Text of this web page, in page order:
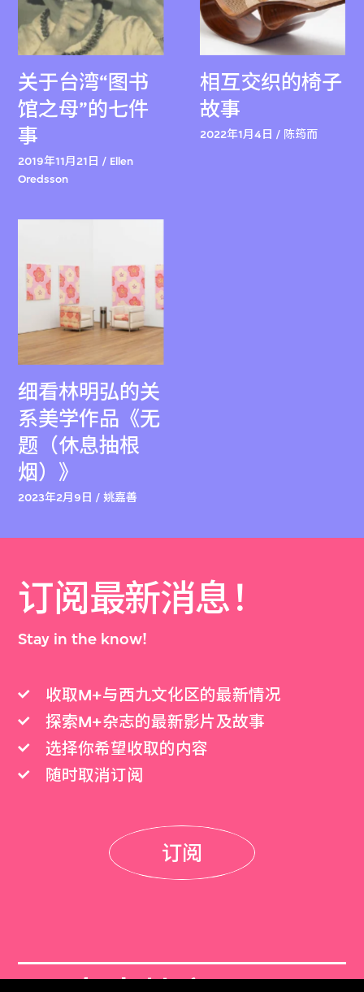
关于台湾“图书
馆之母”的七件
事
2019年11月21日 / Ellen
Oredsson
相互交织的椅子
故事
2022年1月4日 / 陈筠而
细看林明弘的关
系美学作品《无
题（休息抽根
烟）》
2023年2月9日 / 姚嘉善
订阅最新消息！
Stay in the know!
收取M+与西九文化区的最新情况
探索M+杂志的最新影片及故事
选择你希望收取的内容
随时取消订阅
订阅